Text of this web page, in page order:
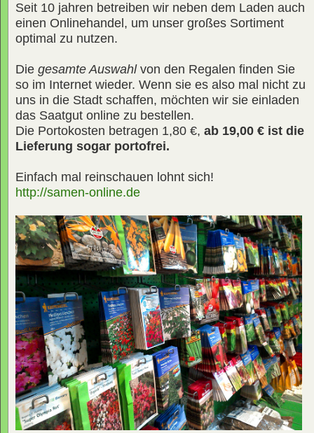
Seit 10 jahren betreiben wir neben dem Laden auch
einen Onlinehandel, um unser großes Sortiment
optimal zu nutzen.
Die gesamte Auswahlvon den Regalen finden Sie
so im Internet wieder. Wenn sie es also mal nicht zu
uns in die Stadt schaffen, möchten wir sie einladen
das Saatgut online zu bestellen.
Die Portokosten betragen 1,80 €, ab 19,00 € ist die
Lieferung sogar portofrei.
Einfach mal reinschauen lohnt sich!
http://samen-online.de